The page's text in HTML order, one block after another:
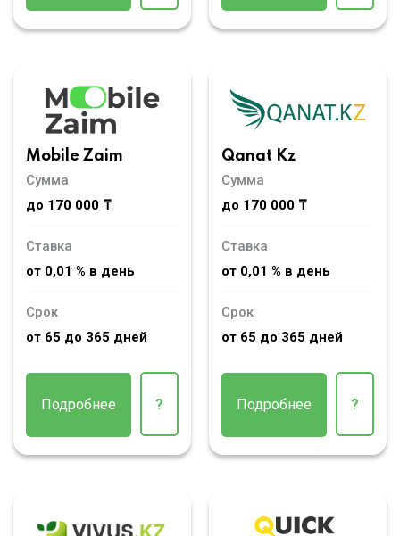
Mobile Zaim
Сумма
до 170 000 ₸
Ставка
от 0,01 % в день
Срок
от 65 до 365 дней
Подробнее ?
Qanat Kz
Сумма
до 170 000 ₸
Ставка
от 0,01 % в день
Срок
от 65 до 365 дней
Подробнее ?